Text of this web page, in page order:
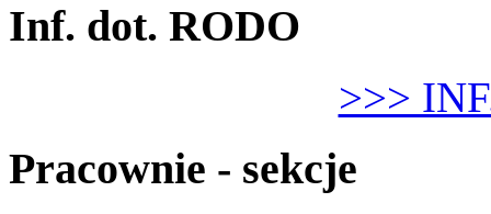
Inf. dot. RODO
>>>
Pracownie - sekcje